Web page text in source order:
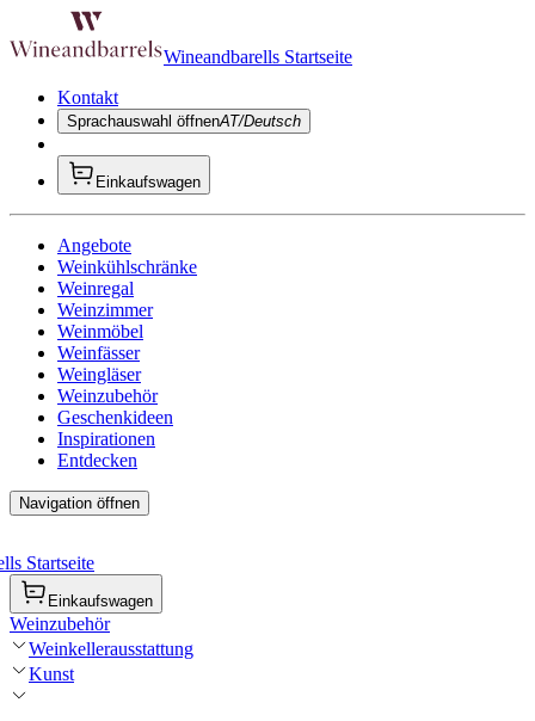
Wineandbarells Startseite
Kontakt
Sprachauswahl öffnenAT/Deutsch
Einkaufswagen
Angebote
Weinkühlschränke
Weinregal
Weinzimmer
Weinmöbel
Weinfässer
Weingläser
Weinzubehör
Geschenkideen
Inspirationen
Entdecken
Navigation öffnen
Startseite
Einkaufswagen
Weinzubehör
Weinkellerausstattung
Kunst